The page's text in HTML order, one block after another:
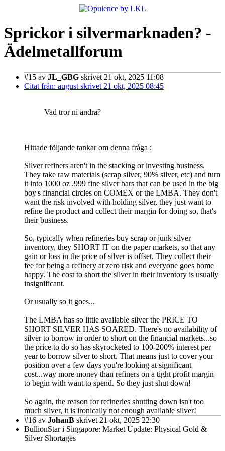
Sprickor i silvermarknaden? -
Ädelmetallforum
#15 av JL_GBG skrivet 21 okt, 2025 11:08
Citat från: august skrivet 21 okt, 2025 08:45
Vad tror ni andra?
Hittade följande tankar om denna fråga :
Silver refiners aren't in the stacking or investing business.
They take raw materials (scrap silver, 90% silver, etc) and turn
it into 1000 oz .999 fine silver bars that can be used in the big
boy's financial circles on COMEX or the LMBA. They don't
want the risk involved with holding silver, they just want to
refine the product and collect their margin for doing so, that's
their business.
So, typically when refineries buy scrap or junk silver
inventory, they SHORT IT on the paper markets, so that any
gain or loss in the price of silver is offset. They collect their
fee for being a refinery at zero risk and everyone goes home
happy. The cost to short the silver in their inventory is usually
insignificant.
Or usually so it goes...
The LMBA has so little available silver the PRICE TO
SHORT SILVER HAS SOARED. There's no availability of
silver to borrow in order to short on the financial markets...so
the price to do so has skyrocketed to 100-200% interest per
year to borrow silver to short. That means just to cover your
position over a few days you're looking at significant
cost...way more money than refiners on a tight profit margin
to begin with want to spend. So they just shut down!
So again, the reason for refineries shutting down isn't too
much silver, it is ironically not enough available silver!
#16 av JohanB skrivet 21 okt, 2025 22:30
BullionStar i Singapore: Market Update: Physical Gold &
Silver Shortages